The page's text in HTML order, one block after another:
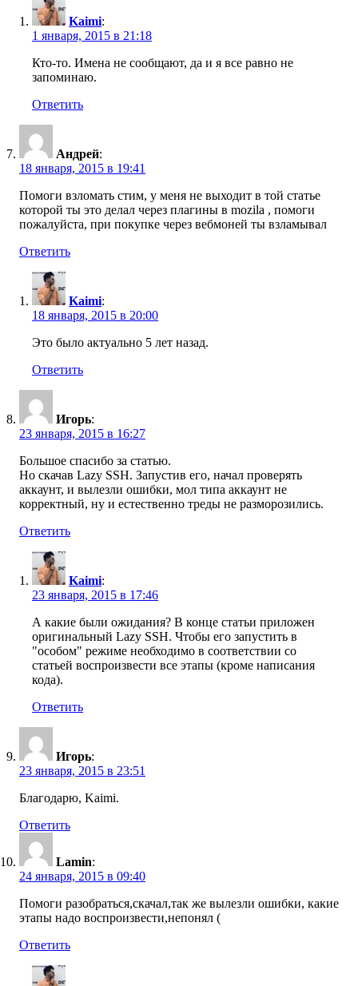
Kaimi:
1 января, 2015 в 21:18
Кто-то. Имена не сообщают, да и я все равно не
запоминаю.
Ответить
Андрей:
18 января, 2015 в 19:41
Помоги взломать стим, у меня не выходит в той статье
которой ты это делал через плагины в mozila , помоги
пожалуйста, при покупке через вебмоней ты взламывал
Ответить
Kaimi:
18 января, 2015 в 20:00
Это было актуально 5 лет назад.
Ответить
Игорь:
23 января, 2015 в 16:27
Большое спасибо за статью.
Но скачав Lazy SSH. Запустив его, начал проверять
аккаунт, и вылезли ошибки, мол типа аккаунт не
корректный, ну и естественно треды не разморозились.
Ответить
Kaimi:
23 января, 2015 в 17:46
А какие были ожидания? В конце статьи приложен
оригинальный Lazy SSH. Чтобы его запустить в
"особом" режиме необходимо в соответствии со
статьей воспроизвести все этапы (кроме написания
кода).
Ответить
Игорь:
23 января, 2015 в 23:51
Благодарю, Kaimi.
Ответить
Lamin:
24 января, 2015 в 09:40
Помоги разобраться,скачал,так же вылезли ошибки, какие
этапы надо воспроизвести,непонял (
Ответить